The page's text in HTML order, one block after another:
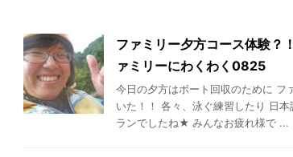
ファミリー夕方コース体験？
ァミリーにわくわく0825
今日の夕方はボート回収のために
いた！！ 各々、泳ぐ練習したり 日
ランでしたね★ みんなお疲れ様で ...